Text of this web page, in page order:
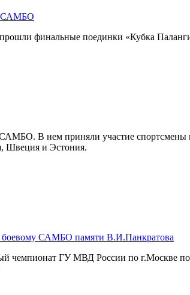
САМБО
финальные поединки «Кубка
В нем приняли участие спортсмены
Швеция и Эстония.
боевому САМБО памяти В.И.Панкратова
чемпионат ГУ МВД России по г.Москве